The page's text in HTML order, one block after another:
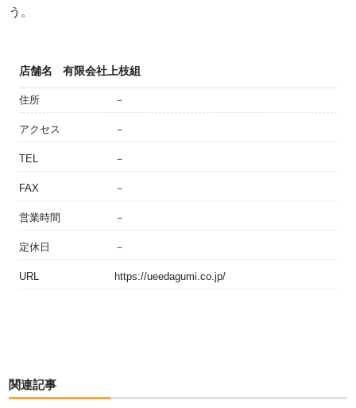
う。
店舗名 有限会社上枝組
住所 －
アクセス －
TEL －
FAX －
営業時間 －
定休日 －
URL https://ueedagumi.co.jp/
関連記事